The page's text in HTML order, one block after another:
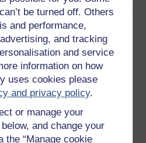
be turned off. Others
and performance,
and tracking
and service
information on how
uses cookies please
and privacy policy.
or manage your
and change your
the “Manage cookie
hwn
i'w ddefnyddio heb fod ar-lein
Epub 2